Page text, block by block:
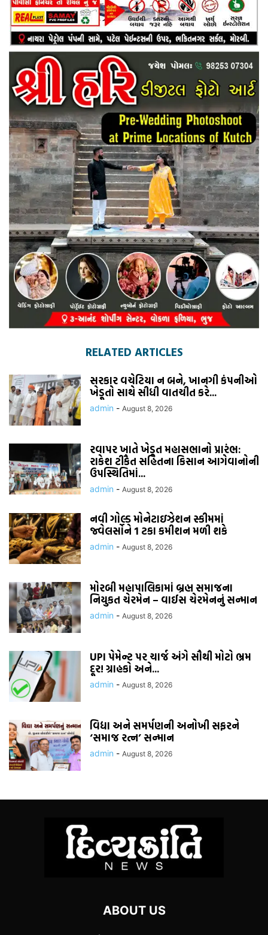
RELATED ARTICLES
સરકાર વચેટિયા ન બને, ખાનગી કંપનીઓ
ખેડૂતો સાથે સીધી વાતચીત કરે...
admin - August 8, 2026
રવાપર ખાતે ખેડૂત મહાસભાનો પ્રારંભ:
રાકેશ ટીકૈત સહિતના કિસાન આગેવાનોની
ઉપસ્થિતિમાં...
admin - August 8, 2026
નવી ગોલ્ડ મોનેટાઇઝેશન સ્કીમમાં
જ્વેલર્સોને 1 ટકા કમીશન મળી શકે
admin - August 8, 2026
મોરબી મહાપાલિકામાં બ્રહ્મ સમાજના
નિયુકત ચેરમેન – વાઈસ ચેરમેનનું સન્માન
admin - August 8, 2026
UPI પેમેન્ટ પર ચાર્જ અંગે સૌથી મોટો ભ્રમ
દૂર! ગ્રાહકો અને...
admin - August 8, 2026
વિદ્યા અને સમર્પણની અનોખી સફરને
‘સમાજ રત્ન’ સન્માન
admin - August 8, 2026
ABOUT US